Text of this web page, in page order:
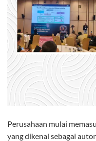
Perusahaan mulai
yang dikenal sebagai